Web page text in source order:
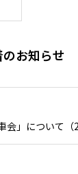
お知らせ
」について（